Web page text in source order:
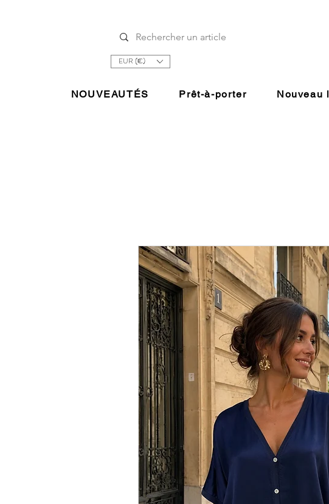
EUR (€)
NOUVEAUTÉS Prêt-à-porter Nouveau